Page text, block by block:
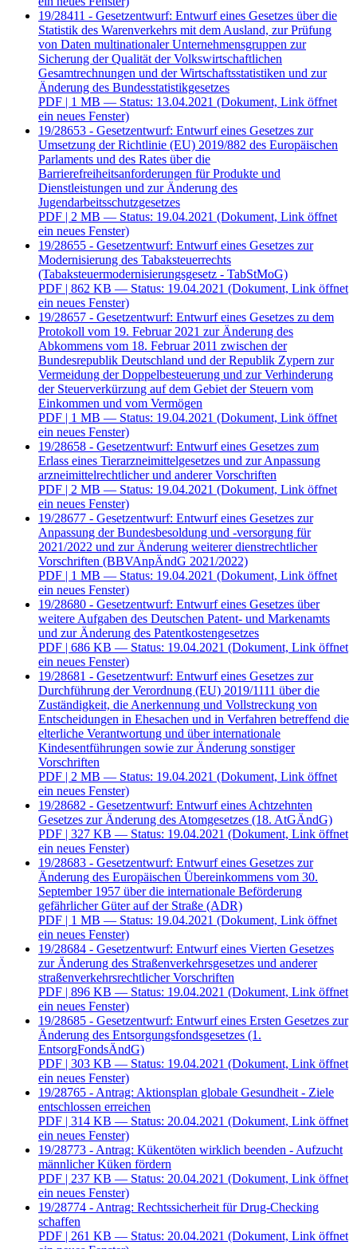
19/28411 - Gesetzentwurf: Entwurf eines Gesetzes über die
Statistik des Warenverkehrs mit dem Ausland, zur Prüfung
von Daten multinationaler Unternehmensgruppen zur
Sicherung der Qualität der Volkswirtschaftlichen
Gesamtrechnungen und der Wirtschaftsstatistiken und zur
Änderung des Bundesstatistikgesetzes
PDF | 1 MB — Status: 13.04.2021 (Dokument, Link öffnet
ein neues Fenster)
19/28653 - Gesetzentwurf: Entwurf eines Gesetzes zur
Umsetzung der Richtlinie (EU) 2019/882 des Europäischen
Parlaments und des Rates über die
Barrierefreiheitsanforderungen für Produkte und
Dienstleistungen und zur Änderung des
Jugendarbeitsschutzgesetzes
PDF | 2 MB — Status: 19.04.2021 (Dokument, Link öffnet
ein neues Fenster)
19/28655 - Gesetzentwurf: Entwurf eines Gesetzes zur
Modernisierung des Tabaksteuerrechts
(Tabaksteuermodernisierungsgesetz - TabStMoG)
PDF | 862 KB — Status: 19.04.2021 (Dokument, Link öffnet
ein neues Fenster)
19/28657 - Gesetzentwurf: Entwurf eines Gesetzes zu dem
Protokoll vom 19. Februar 2021 zur Änderung des
Abkommens vom 18. Februar 2011 zwischen der
Bundesrepublik Deutschland und der Republik Zypern zur
Vermeidung der Doppelbesteuerung und zur Verhinderung
der Steuerverkürzung auf dem Gebiet der Steuern vom
Einkommen und vom Vermögen
PDF | 1 MB — Status: 19.04.2021 (Dokument, Link öffnet
ein neues Fenster)
19/28658 - Gesetzentwurf: Entwurf eines Gesetzes zum
Erlass eines Tierarzneimittelgesetzes und zur Anpassung
arzneimittelrechtlicher und anderer Vorschriften
PDF | 2 MB — Status: 19.04.2021 (Dokument, Link öffnet
ein neues Fenster)
19/28677 - Gesetzentwurf: Entwurf eines Gesetzes zur
Anpassung der Bundesbesoldung und -versorgung für
2021/2022 und zur Änderung weiterer dienstrechtlicher
Vorschriften (BBVAnpÄndG 2021/2022)
PDF | 1 MB — Status: 19.04.2021 (Dokument, Link öffnet
ein neues Fenster)
19/28680 - Gesetzentwurf: Entwurf eines Gesetzes über
weitere Aufgaben des Deutschen Patent- und Markenamts
und zur Änderung des Patentkostengesetzes
PDF | 686 KB — Status: 19.04.2021 (Dokument, Link öffnet
ein neues Fenster)
19/28681 - Gesetzentwurf: Entwurf eines Gesetzes zur
Durchführung der Verordnung (EU) 2019/1111 über die
Zuständigkeit, die Anerkennung und Vollstreckung von
Entscheidungen in Ehesachen und in Verfahren betreffend die
elterliche Verantwortung und über internationale
Kindesentführungen sowie zur Änderung sonstiger
Vorschriften
PDF | 2 MB — Status: 19.04.2021 (Dokument, Link öffnet
ein neues Fenster)
19/28682 - Gesetzentwurf: Entwurf eines Achtzehnten
Gesetzes zur Änderung des Atomgesetzes (18. AtGÄndG)
PDF | 327 KB — Status: 19.04.2021 (Dokument, Link öffnet
ein neues Fenster)
19/28683 - Gesetzentwurf: Entwurf eines Gesetzes zur
Änderung des Europäischen Übereinkommens vom 30.
September 1957 über die internationale Beförderung
gefährlicher Güter auf der Straße (ADR)
PDF | 1 MB — Status: 19.04.2021 (Dokument, Link öffnet
ein neues Fenster)
19/28684 - Gesetzentwurf: Entwurf eines Vierten Gesetzes
zur Änderung des Straßenverkehrsgesetzes und anderer
straßenverkehrsrechtlicher Vorschriften
PDF | 896 KB — Status: 19.04.2021 (Dokument, Link öffnet
ein neues Fenster)
19/28685 - Gesetzentwurf: Entwurf eines Ersten Gesetzes zur
Änderung des Entsorgungsfondsgesetzes (1.
EntsorgFondsÄndG)
PDF | 303 KB — Status: 19.04.2021 (Dokument, Link öffnet
ein neues Fenster)
19/28765 - Antrag: Aktionsplan globale Gesundheit - Ziele
entschlossen erreichen
PDF | 314 KB — Status: 20.04.2021 (Dokument, Link öffnet
ein neues Fenster)
19/28773 - Antrag: Kükentöten wirklich beenden - Aufzucht
männlicher Küken fördern
PDF | 237 KB — Status: 20.04.2021 (Dokument, Link öffnet
ein neues Fenster)
19/28774 - Antrag: Rechtssicherheit für Drug-Checking
schaffen
PDF | 261 KB — Status: 20.04.2021 (Dokument, Link öffnet